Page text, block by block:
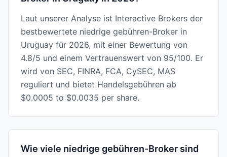
Laut unserer Analyse ist Interactive Brokers der
bestbewertete niedrige gebühren-Broker in
Uruguay für 2026, mit einer Bewertung von
4.8/5 und einem Vertrauenswert von 95/100. Er
wird von SEC, FINRA, FCA, CySEC, MAS
reguliert und bietet Handelsgebühren ab
$0.0005 to $0.0035 per share.
Wie viele niedrige gebühren-Broker sind